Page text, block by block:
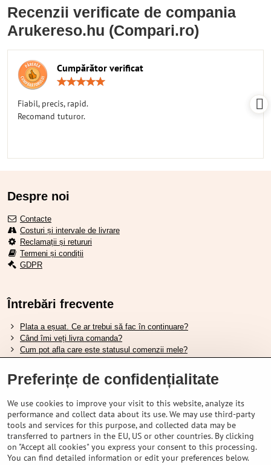
Recenzii verificate de compania
Arukereso.hu (Compari.ro)
Cumpărător verificat
Fiabil, precis, rapid.
Recomand tuturor.
Despre noi
Contacte
Costuri și intervale de livrare
Reclamații și retururi
Termeni și condiții
GDPR
Întrebări frecvente
Plata a eșuat. Ce ar trebui să fac în continuare?
Când îmi veți livra comanda?
Cum pot afla care este statusul comenzii mele?
Vreau să îmi schimb comanda. Cum pot face asta?
Tabela de dimensiuni pentru încălțămintea Shimano.
Cum să alegi furca amortizată potrivită?
Cum să alegi mărimea potrivită a căștii?
Ghidul pentru acumulatorii Shimano.
Înțelegerea anvelopelor tubeless Schwalbe.
Preferințe de confidențialitate
We use cookies to improve your visit to this website, analyze its
performance and collect data about its use. We may use third-party
tools and services for this purpose, and collected data may be
transferred to partners in the EU, US or other countries. By clicking
on "Accept all cookies" you express your consent to this processing.
You can find detailed information or edit your preferences below.